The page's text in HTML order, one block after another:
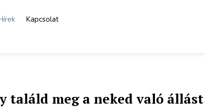
Kapcsolat
találd meg a neked való állást